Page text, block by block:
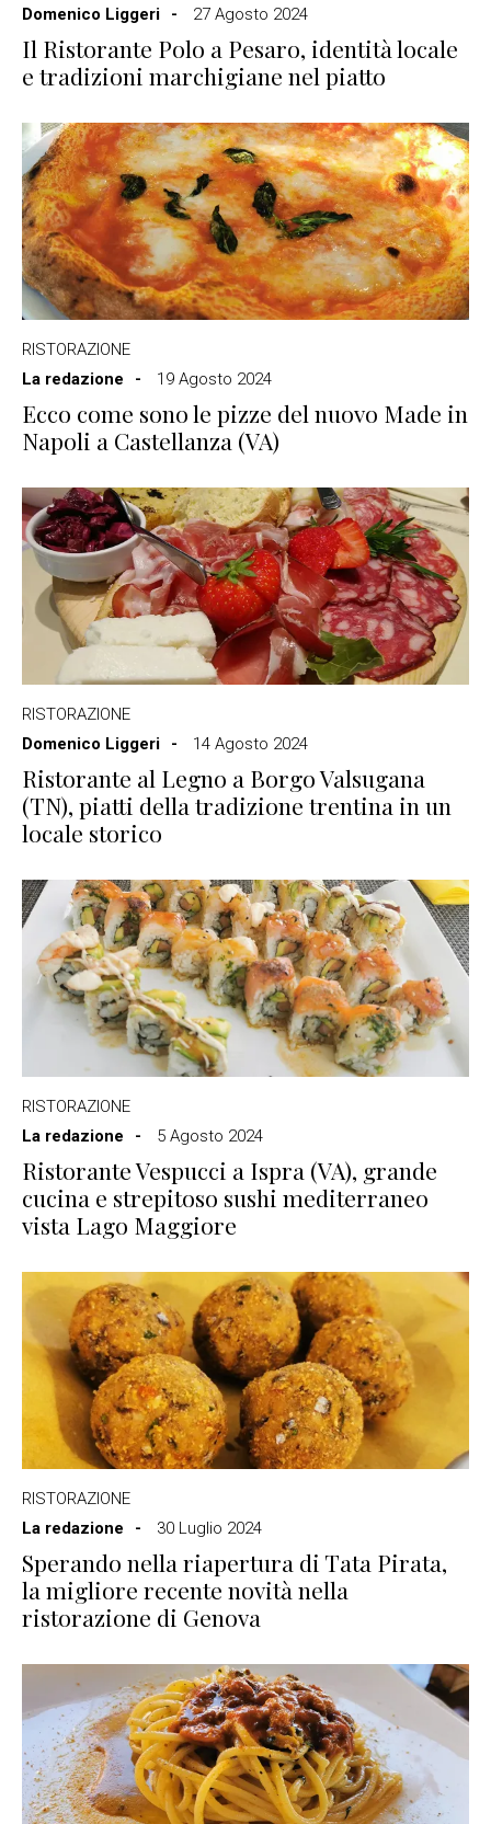
Domenico Liggeri
27 Agosto 2024
Il Ristorante Polo a Pesaro, identità locale
e tradizioni marchigiane nel piatto
RISTORAZIONE
La redazione
19 Agosto 2024
Ecco come sono le pizze del nuovo Made in
Napoli a Castellanza (VA)
RISTORAZIONE
Domenico Liggeri
14 Agosto 2024
Ristorante al Legno a Borgo Valsugana
(TN), piatti della tradizione trentina in un
locale storico
RISTORAZIONE
La redazione
5 Agosto 2024
Ristorante Vespucci a Ispra (VA), grande
cucina e strepitoso sushi mediterraneo
vista Lago Maggiore
RISTORAZIONE
La redazione
30 Luglio 2024
Sperando nella riapertura di Tata Pirata,
la migliore recente novità nella
ristorazione di Genova